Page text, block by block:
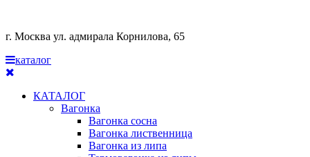
г. Москва ул. адмирала Корнилова, 65
каталог
КАТАЛОГ
Вагонка
Вагонка сосна
Вагонка лиственница
Вагонка из липа